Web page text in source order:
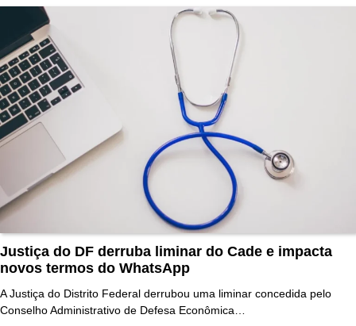
Justiça do DF derruba liminar do Cade e impacta
novos termos do WhatsApp
A Justiça do Distrito Federal derrubou uma liminar concedida pelo
Conselho Administrativo de Defesa Econômica…